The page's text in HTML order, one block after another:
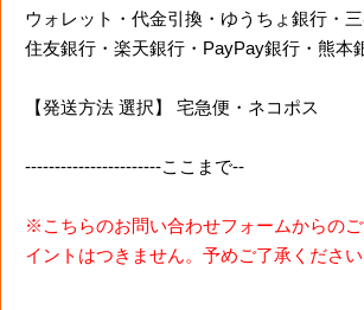
ウォレット・代金引換・ゆうちょ銀行・
住友銀行・楽天銀行・PayPay銀行・熊本
【発送方法 選択】 宅急便・ネコポス
-----------------------ここまで--
※こちらのお問い合わせフォームからの
イントはつきません。予めご了承ください